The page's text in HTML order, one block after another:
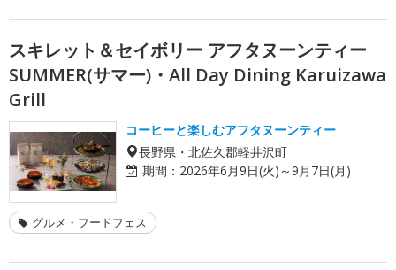
スキレット＆セイボリー アフタヌーンティー
SUMMER(サマー)・All Day Dining Karuizawa
Grill
コーヒーと楽しむアフタヌーンティー
長野県・北佐久郡軽井沢町
期間： 2026年6月9日(火)～9月7日(月)
グルメ・フードフェス